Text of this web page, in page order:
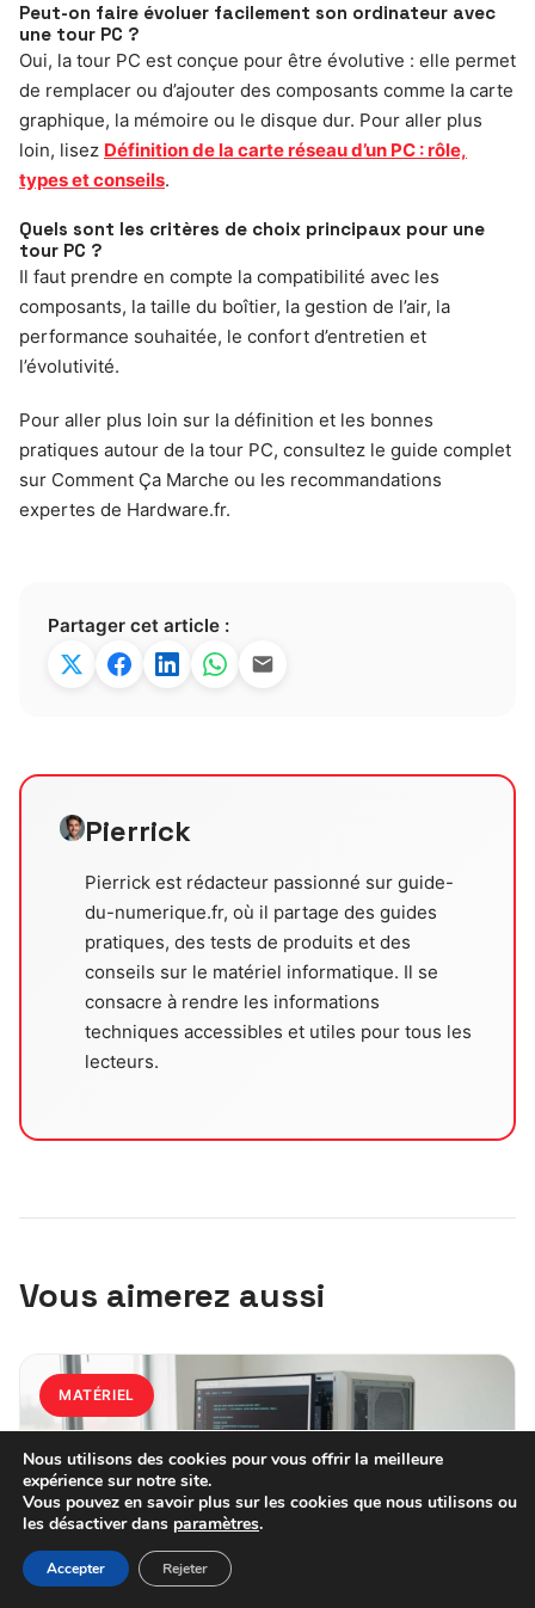
Peut-on faire évoluer facilement son ordinateur avec
une tour PC ?
Oui, la tour PC est conçue pour être évolutive : elle permet
de remplacer ou d’ajouter des composants comme la carte
graphique, la mémoire ou le disque dur. Pour aller plus
loin, lisez Définition de la carte réseau d’un PC : rôle,
types et conseils.
Quels sont les critères de choix principaux pour une
tour PC ?
Il faut prendre en compte la compatibilité avec les
composants, la taille du boîtier, la gestion de l’air, la
performance souhaitée, le confort d’entretien et
l’évolutivité.
Pour aller plus loin sur la définition et les bonnes
pratiques autour de la tour PC, consultez le guide complet
sur Comment Ça Marche ou les recommandations
expertes de Hardware.fr.
Partager cet article :
Pierrick
Pierrick est rédacteur passionné sur guide-
du-numerique.fr, où il partage des guides
pratiques, des tests de produits et des
conseils sur le matériel informatique. Il se
consacre à rendre les informations
techniques accessibles et utiles pour tous les
lecteurs.
Vous aimerez aussi
MATÉRIEL
Nous utilisons des cookies pour vous offrir la meilleure
expérience sur notre site.
Vous pouvez en savoir plus sur les cookies que nous utilisons ou
les désactiver dans paramètres.
Accepter Rejeter